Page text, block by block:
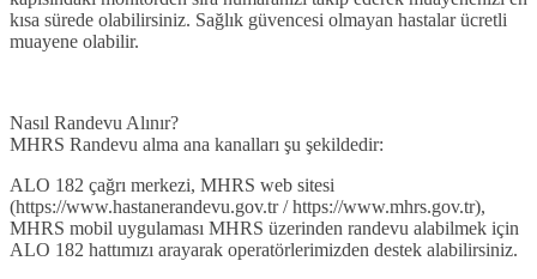
kısa sürede olabilirsiniz. Sağlık güvencesi olmayan hastalar ücretli
muayene olabilir.
Nasıl Randevu Alınır?
MHRS Randevu alma ana kanalları şu şekildedir:
ALO 182 çağrı merkezi, MHRS web sitesi
(https://www.hastanerandevu.gov.tr / https://www.mhrs.gov.tr),
MHRS mobil uygulaması MHRS üzerinden randevu alabilmek için
ALO 182 hattımızı arayarak operatörlerimizden destek alabilirsiniz.